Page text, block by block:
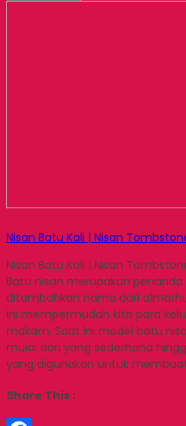
Nisan Batu Kali | Nisan
Nisan Batu Kali | Nisan
Batu nisan merupakan
ditambahkan nama dari
ini mempermudah kita para
makam. Saat ini model batu
mulai dari yang sederhana
yang digunakan untuk
Share This :